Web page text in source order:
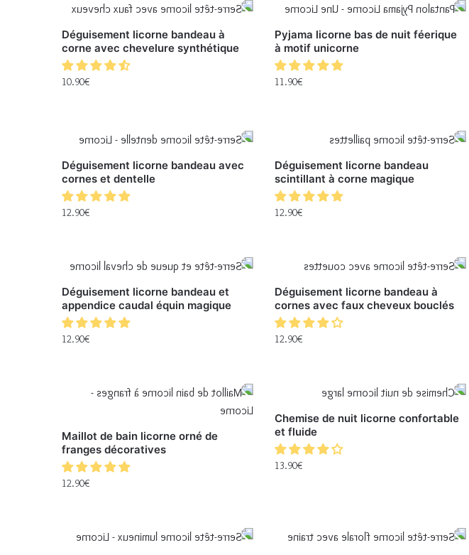
Déguisement licorne bandeau à
corne avec chevelure synthétique
10.90€
Pyjama licorne bas de nuit féerique
à motif unicorne
11.90€
Déguisement licorne bandeau avec
cornes et dentelle
12.90€
Déguisement licorne bandeau
scintillant à corne magique
12.90€
Déguisement licorne bandeau et
appendice caudal équin magique
12.90€
Déguisement licorne bandeau à
cornes avec faux cheveux bouclés
12.90€
Maillot de bain licorne orné de
franges décoratives
12.90€
Chemise de nuit licorne confortable
et fluide
13.90€